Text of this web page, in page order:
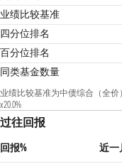
业绩比较基准
四分位排名
4
百分位排名
同类基金数量
业绩比较基准为中债综合（全价
x20.0%
过往回报
回报% 近一